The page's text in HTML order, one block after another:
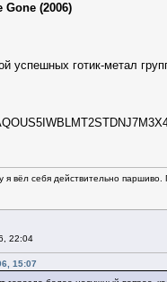
Gone (2006)
успешных готик-метал
я вёл себя действительно
22:04
15:07